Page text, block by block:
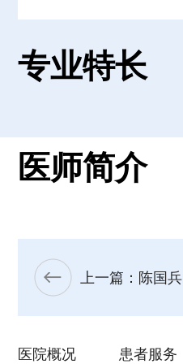
专业特长
医师简介
上一篇：陈国兵
医院概况 患者服务